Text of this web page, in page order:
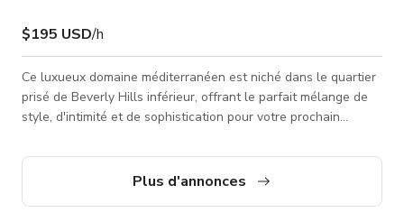
$195 USD/h
Ce luxueux domaine méditerranéen est niché dans le quartier
prisé de Beverly Hills inférieur, offrant le parfait mélange de
style, d'intimité et de sophistication pour votre prochain
aujourd'hui pendant que ce TARIF PROMOTIONNEL est en
Plus d'annonces